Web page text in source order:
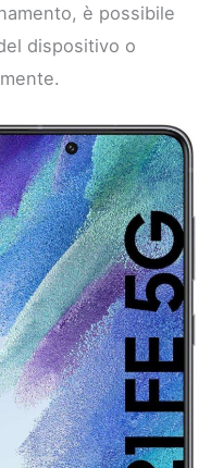
è possibile
dispositivo o